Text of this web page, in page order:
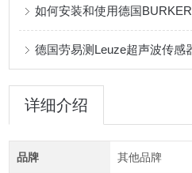
如何安装和使用德国
德国劳易测Leuze超声波传感
详细介绍
品牌 其他品牌